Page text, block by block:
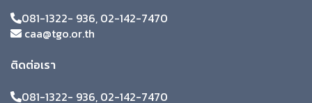
081-1322- 936, 02-142-7470
caa@tgo.or.th
ติดต่อเรา
081-1322- 936, 02-142-7470